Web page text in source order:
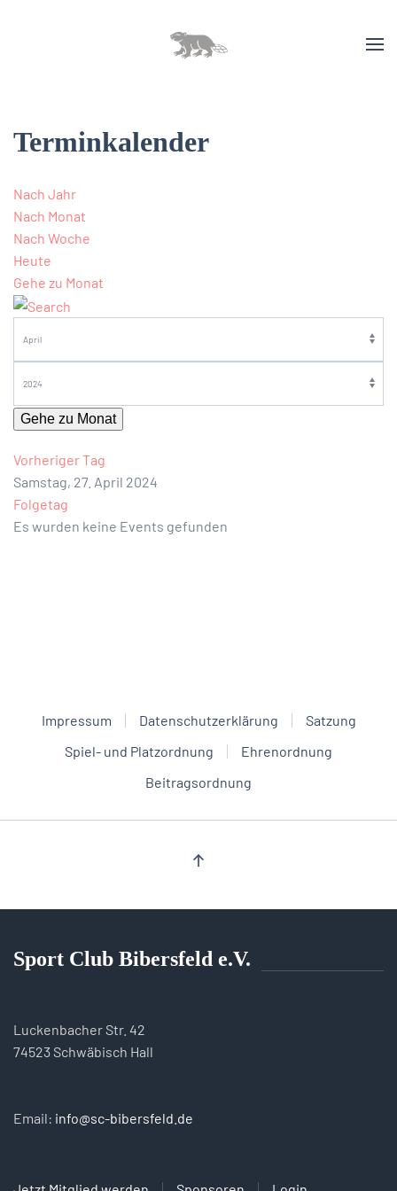
Terminkalender
Nach Jahr
Nach Monat
Nach Woche
Heute
Gehe zu Monat
Gehe zu Monat
Vorheriger Tag
Samstag, 27. April 2024
Folgetag
Es wurden keine Events gefunden
Impressum Datenschutzerklärung
Satzung
Spiel- und Platzordnung
Ehrenordnung
Beitragsordnung
Sport Club Bibersfeld e.V.
Luckenbacher Str. 42
74523 Schwäbisch Hall
Email: info@sc-bibersfeld.de